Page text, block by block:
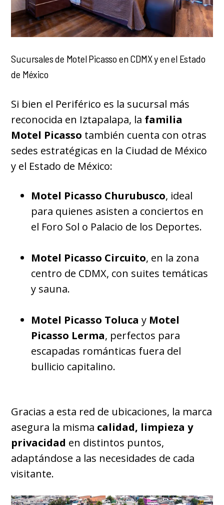
Sucursales de Motel Picasso en CDMX y en el Estado
de México
Si bien el Periférico es la sucursal más
reconocida en Iztapalapa, la familia
Motel Picasso también cuenta con otras
sedes estratégicas en la Ciudad de México
y el Estado de México:
Motel Picasso Churubusco, ideal
para quienes asisten a conciertos en
el Foro Sol o Palacio de los Deportes.
Motel Picasso Circuito, en la zona
centro de CDMX, con suites temáticas
y sauna.
Motel Picasso Toluca y Motel
Picasso Lerma, perfectos para
escapadas románticas fuera del
bullicio capitalino.
Gracias a esta red de ubicaciones, la marca
asegura la misma calidad, limpieza y
privacidad en distintos puntos,
adaptándose a las necesidades de cada
visitante.